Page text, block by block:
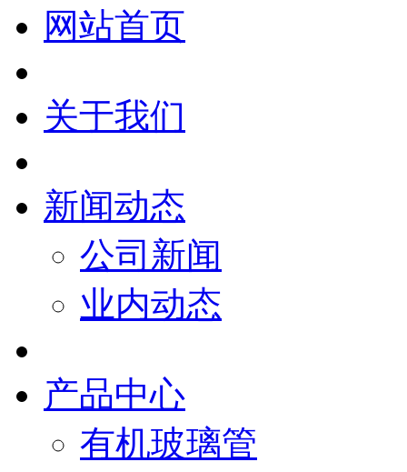
网站首页
关于我们
新闻动态
公司新闻
业内动态
产品中心
有机玻璃管